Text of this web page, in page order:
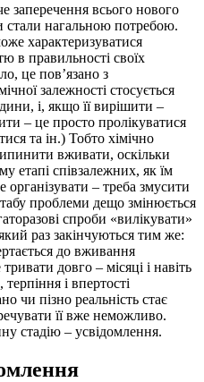
заперечення всього нового
стали нагальною потребою.
характеризуватися
в правильності своїх
це пов’язано з
залежності стосується
і, якщо її вирішити –
– це просто пролікуватися
та ін.) Тобто хімічно
вживати, оскільки
етапі співзалежних, як їм
організувати – треба змусити
проблеми дещо змінюється
спроби «вилікувати»
раз закінчуються тим же:
до вживання
довго – місяці і навіть
і впертості
чи пізно реальність стає
її вже неможливо.
стадію – усвідомлення.